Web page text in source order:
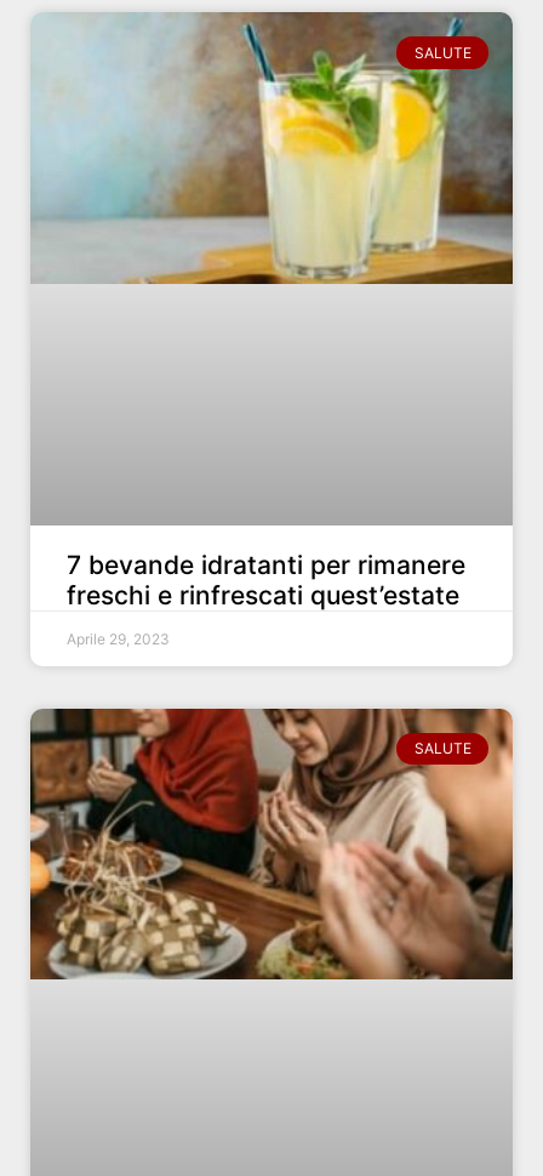
SALUTE
7 bevande idratanti per rimanere
freschi e rinfrescati quest’estate
Aprile 29, 2023
SALUTE